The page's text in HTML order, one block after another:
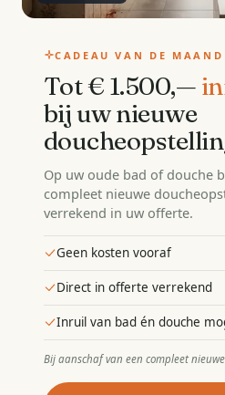
CADEAU VAN DE MAAND
Tot € 1.500,—
bij uw nieuwe
Op uw oude bad of douche
compleet nieuwe
verrekend in uw offerte.
Geen kosten vooraf
Direct in offerte verrekend
Inruil van bad én douche
Bij aanschaf van een compleet